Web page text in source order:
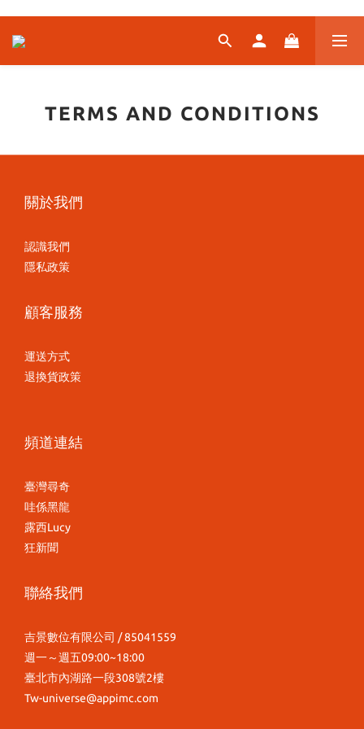
TERMS AND CONDITIONS
關於我們
認識我們
隱私政策
顧客服務
運送方式
退換貨政策
頻道連結
臺灣尋奇
哇係黑龍
露西Lucy
狂新聞
聯絡我們
吉景數位有限公司 / 85041559
週一～週五09:00~18:00
臺北市內湖路一段308號2樓
Tw-universe@appimc.com